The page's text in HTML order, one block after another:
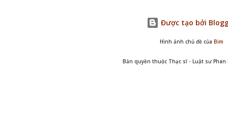
Được tạo bởi
Hình ảnh chủ đề của Bim
Bản quyền thuộc Thạc sĩ - Luật sư Phan